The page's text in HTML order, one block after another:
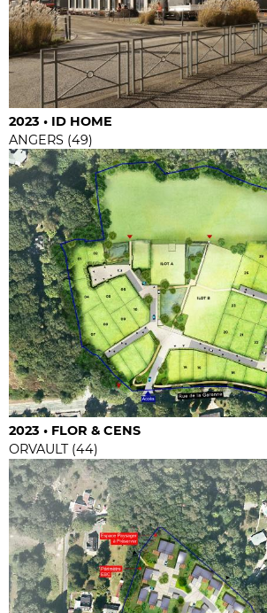
2023 • ID HOME
ANGERS (49)
2023 • FLOR & CENS
ORVAULT (44)